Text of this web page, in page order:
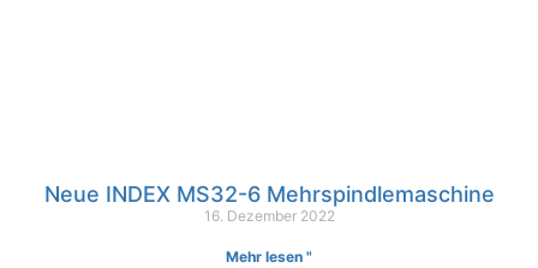
Neue INDEX MS32-6 Mehrspindlemaschine
16. Dezember 2022
Mehr lesen "